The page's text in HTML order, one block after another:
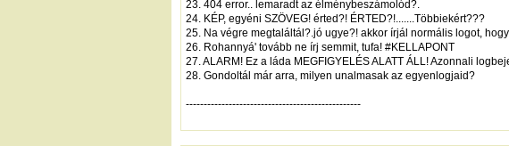
23. 404 error.. lemaradt az élménybeszámolód?.
24. KÉP, egyéni SZÖVEG! érted?! ÉRTED?!.......Többiekért???
25. Na végre megtaláltál?.jó ugye?! akkor írjál normális logot,
26. Rohannyá' tovább ne írj semmit, tufa! #KELLAPONT
27. ALARM! Ez a láda MEGFIGYELÉS ALATT ÁLL! Azonnali
28. Gondoltál már arra, milyen unalmasak az egyenlogjaid?
-------------------------------------------------